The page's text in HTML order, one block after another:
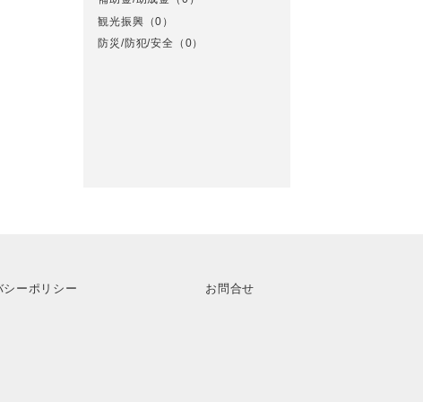
観光振興 （0）
防災/防犯/安全
（0）
シーポリシー お問合せ